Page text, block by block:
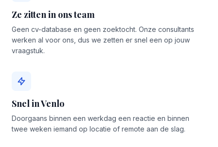
Ze zitten in ons team
Geen cv-database en geen zoektocht. Onze consultants
werken al voor ons, dus we zetten er snel een op jouw
vraagstuk.
Snel in Venlo
Doorgaans binnen een werkdag een reactie en binnen
twee weken iemand op locatie of remote aan de slag.